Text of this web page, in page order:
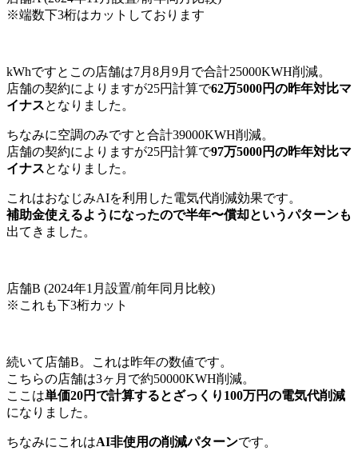
※端数下3桁はカットしております
kWhですとこの店舗は7月8月9月で合計25000KWH削減。
店舗の契約によりますが25円計算で62万5000円の昨年対比マ
イナスとなりました。
ちなみに空調のみですと合計39000KWH削減。
店舗の契約によりますが25円計算で97万5000円の昨年対比マ
イナスとなりました。
これはおなじみAIを利用した電気代削減効果です。
補助金使えるようになったので半年〜償却というパターンも
出てきました。
店舗B (2024年1月設置/前年同月比較)
※これも下3桁カット
続いて店舗B。これは昨年の数値です。
こちらの店舗は3ヶ月で約50000KWH削減。
ここは単価20円で計算するとざっくり100万円の電気代削減
になりました。
ちなみにこれはAI非使用の削減パターンです。